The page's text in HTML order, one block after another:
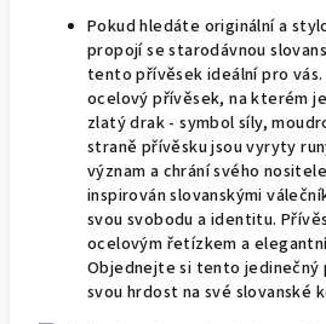
Pokud hledáte originální a
propojí se starodávnou
tento přívěsek ideální pro
ocelový přívěsek, na kterém
zlatý drak - symbol síly,
straně přívěsku jsou vyryty
význam a chrání svého
inspirován slovanskými
svou svobodu a identitu.
ocelovým řetízkem a
Objednejte si tento jedinečný
svou hrdost na své slovanské